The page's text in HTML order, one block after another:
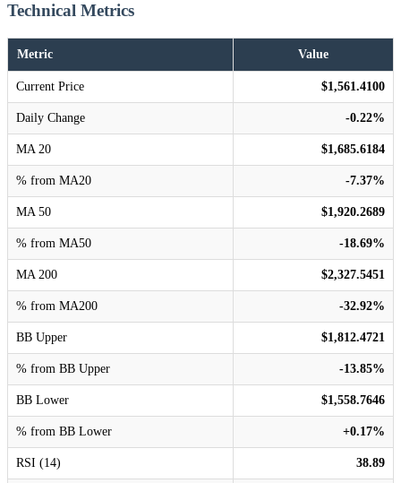
Technical Metrics
Metric Value
Current Price $1,561.4100
Daily Change -0.22%
MA 20 $1,685.6184
% from MA20 -7.37%
MA 50 $1,920.2689
% from MA50 -18.69%
MA 200 $2,327.5451
% from MA200 -32.92%
BB Upper $1,812.4721
% from BB Upper -13.85%
BB Lower $1,558.7646
% from BB Lower +0.17%
RSI (14) 38.89